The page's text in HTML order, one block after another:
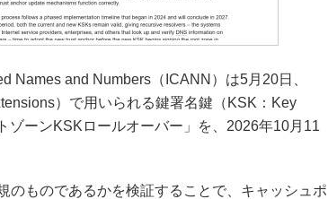
Names and Numbers（ICANN）は5月20日、
）で用いられる鍵署名鍵（KSK：Key
ゾーンKSKロールオーバー」を、2026年10月11
ものであるかを検証することで、キャッシュポ